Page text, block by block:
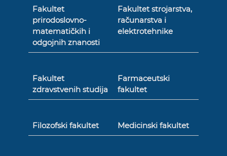
Fakultet
prirodoslovno-
matematičkih i
odgojnih znanosti
Fakultet strojarstva,
računarstva i
elektrotehnike
Fakultet
zdravstvenih studija
Farmaceutski
fakultet
Filozofski fakultet Medicinski fakultet